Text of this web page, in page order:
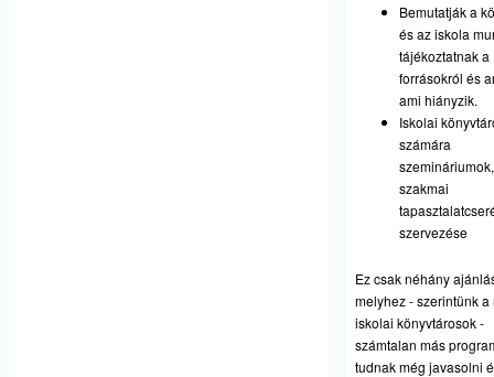
Bemutatják a
és az iskola
tájékoztatnak a
forrásokról és
ami hiányzik.
Iskolai
számára
szemináriumok,
szakmai
szervezése
Ez csak néhány
melyhez - szerintünk a
iskolai könyvtárosok -
számtalan más
tudnak még javasolni